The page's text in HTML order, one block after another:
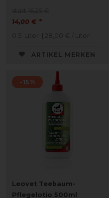
14,00 € *
0.5 Liter | 28,00 € / Liter
ARTIKEL MERKEN
-15%
Leovet Teebaum-
Pflegelotio 500ml